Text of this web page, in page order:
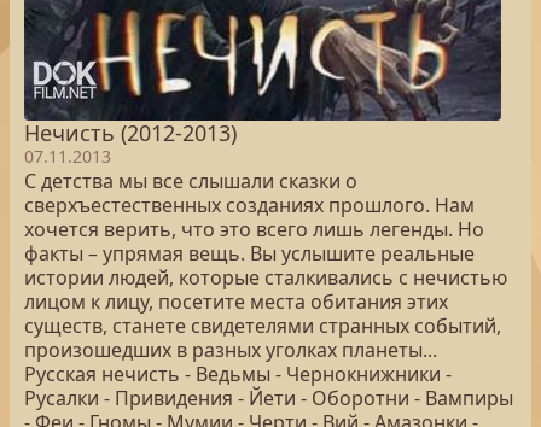
Нечисть (2012-2013)
07.11.2013
С детства мы все слышали сказки о
сверхъестественных созданиях прошлого. Нам
хочется верить, что это всего лишь легенды. Но
факты – упрямая вещь. Вы услышите реальные
истории людей, которые сталкивались с нечистью
лицом к лицу, посетите места обитания этих
существ, станете свидетелями странных событий,
произошедших в разных уголках планеты...
Русская нечисть - Ведьмы - Чернокнижники -
Русалки - Привидения - Йети - Оборотни - Вампиры